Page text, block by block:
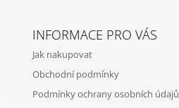
INFORMACE PRO VÁS
Jak nakupovat
Obchodní podmínky
Podmínky ochrany osobních údajů